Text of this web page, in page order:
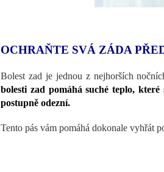
OCHRAŇTE SVÁ ZÁDA
Bolest zad je jednou z nejhorších
bolesti zad pomáhá suché teplo,
postupně odezní.
Tento pás vám pomáhá dokonale vyhřát